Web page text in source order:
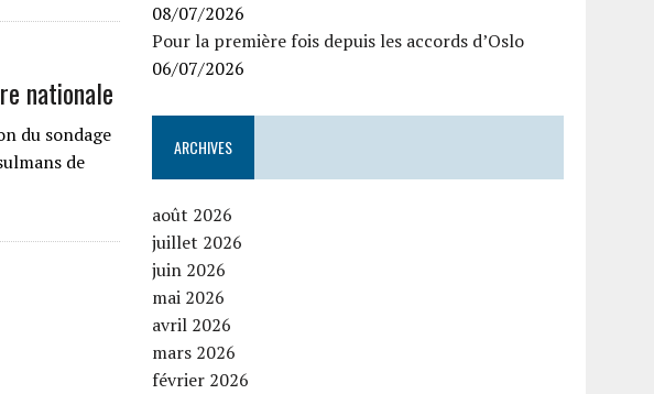
nationale
du sondage
de
08/07/2026
Pour la première fois depuis les accords d’Oslo
06/07/2026
ARCHIVES
août 2026
juillet 2026
juin 2026
mai 2026
avril 2026
mars 2026
février 2026